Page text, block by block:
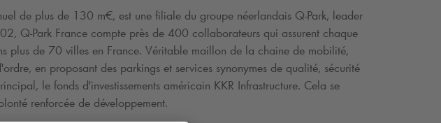
de plus de 130 m€, est une filiale du groupe néerlandais Q-Park, leader
Q-Park France compte près de 400 collaborateurs qui assurent chaque
de 70 villes en France. Véritable maillon de la chaine de mobilité,
en proposant des parkings et services synonymes de qualité, sécurité
le fonds d'investissements américain KKR Infrastructure. Cela se
renforcée de développement.